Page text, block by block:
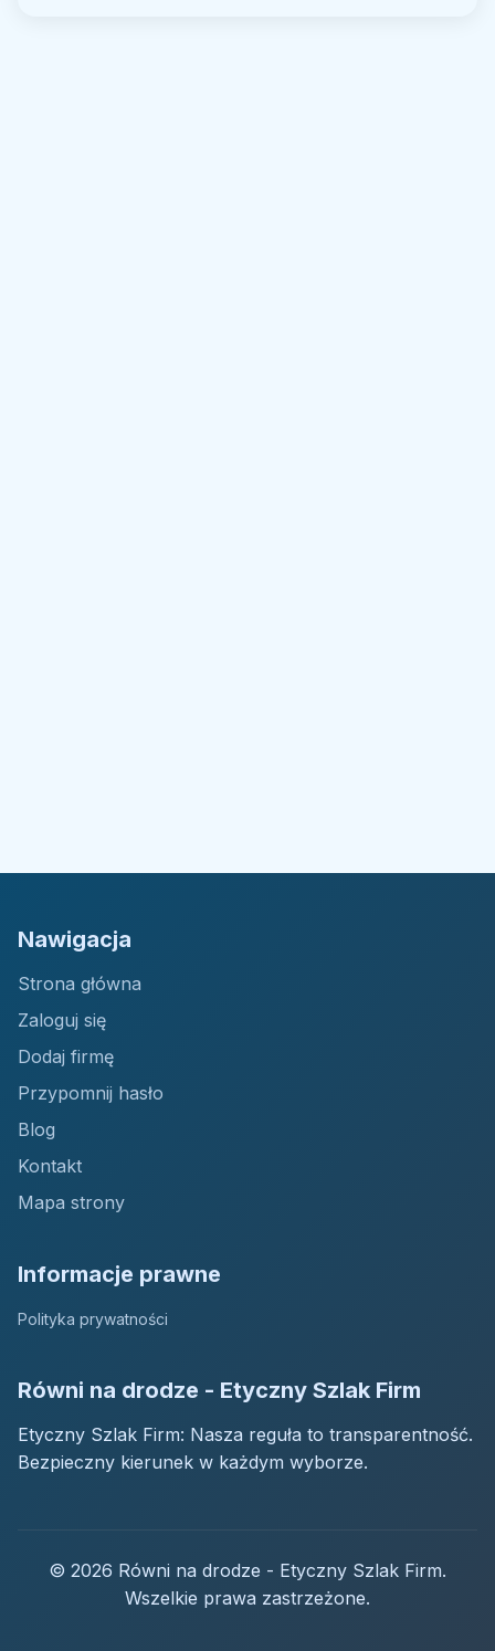
Nawigacja
Strona główna
Zaloguj się
Dodaj firmę
Przypomnij hasło
Blog
Kontakt
Mapa strony
Informacje prawne
Polityka prywatności
Równi na drodze - Etyczny Szlak Firm
Etyczny Szlak Firm: Nasza reguła to transparentność.
Bezpieczny kierunek w każdym wyborze.
© 2026 Równi na drodze - Etyczny Szlak Firm.
Wszelkie prawa zastrzeżone.